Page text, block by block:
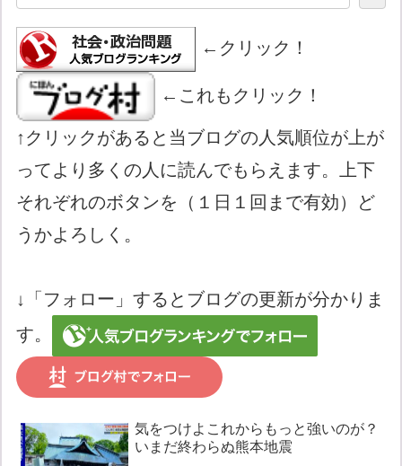
←クリック！
←これもクリック！
↑クリックがあると当ブログの人気順位が上が
ってより多くの人に読んでもらえます。上下
それぞれのボタンを（１日１回まで有効）ど
うかよろしく。
↓「フォロー」するとブログの更新が分かりま
す。
気をつけよこれからもっと強いのが？
いまだ終わらぬ熊本地震